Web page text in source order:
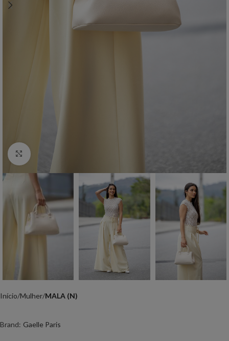
Click to enlarge
Início Mulher MALA (N)
Brand: Gaelle Paris